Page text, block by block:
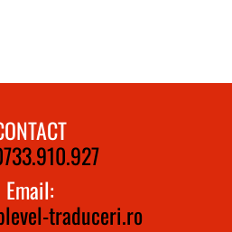
Email:
traduceri.ro